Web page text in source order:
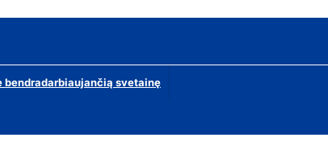
bendradarbiaujančią svetainę